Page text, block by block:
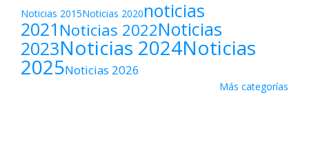
Noticias 2015Noticias 2020noticias
2021Noticias 2022Noticias
2023Noticias 2024Noticias
2025Noticias 2026
Más categorías